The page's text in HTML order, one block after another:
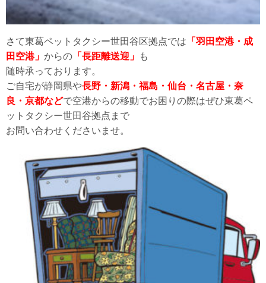
さて東葛ペットタクシー世田谷区拠点では 「羽田空港・成
田空港」 からの 「長距離送迎」
も
随時承っております。
ご自宅が静岡県や長野・新潟・福島・仙台・名古屋・奈
良・京都などで空港からの移動でお困りの際はぜひ東葛ペ
ットタクシー世田谷拠点まで
お問い合わせくださいませ。